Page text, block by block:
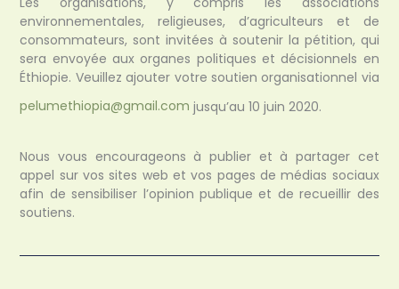
environnementales, religieuses, d’agriculteurs et de
consommateurs, sont invitées à soutenir la pétition, qui
sera envoyée aux organes politiques et décisionnels en
Éthiopie. Veuillez ajouter votre soutien organisationnel via
pelumethiopia@gmail.com jusqu’au 10 juin 2020.
Nous vous encourageons à publier et à partager cet
appel sur vos sites web et vos pages de médias sociaux
afin de sensibiliser l’opinion publique et de recueillir des
soutiens.